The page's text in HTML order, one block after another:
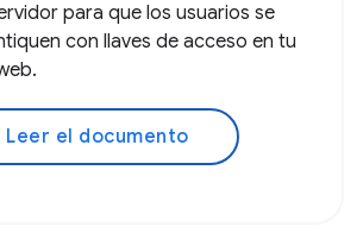
para que los usuarios se
con llaves de acceso en tu
Leer el documento